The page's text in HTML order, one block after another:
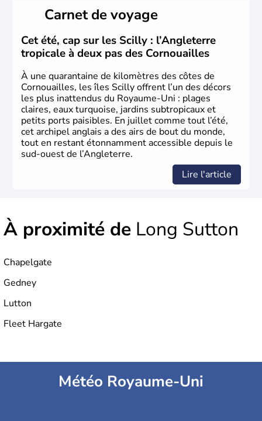
Histoire et administration
L'Angleterre est l’une des quatre nations constitutives du
Royaume-Uni. Elle est peuplée de plus de 50 millions
d’habitants, les Anglais, et constitue à elle seule, près de
84% de la population de l’ensemble. Le pays s’est créé au
Xème siècle et tient son nom desAngles
germanique installé sur ces terres. Première démocratie
parlementaire au monde, elle doit son développement à
l’essor industriel du XIXème siècle.
Carnet de voyage
Cet été, cap sur les Scilly : l’Angleterre
tropicale à deux pas des Cornouailles
À une quarantaine de kilomètres des côtes de
Cornouailles, les îles Scilly offrent l’un des décors
les plus inattendus du Royaume-Uni : plages
claires, eaux turquoise, jardins subtropicaux et
petits ports paisibles. En juillet comme tout l’été,
cet archipel anglais a des airs de bout du monde,
tout en restant étonnamment accessible depuis le
sud-ouest de l’Angleterre.
Lire l'article
À proximité de Long Sutton
Chapelgate
Gedney
Lutton
Fleet Hargate
Météo Royaume-Uni